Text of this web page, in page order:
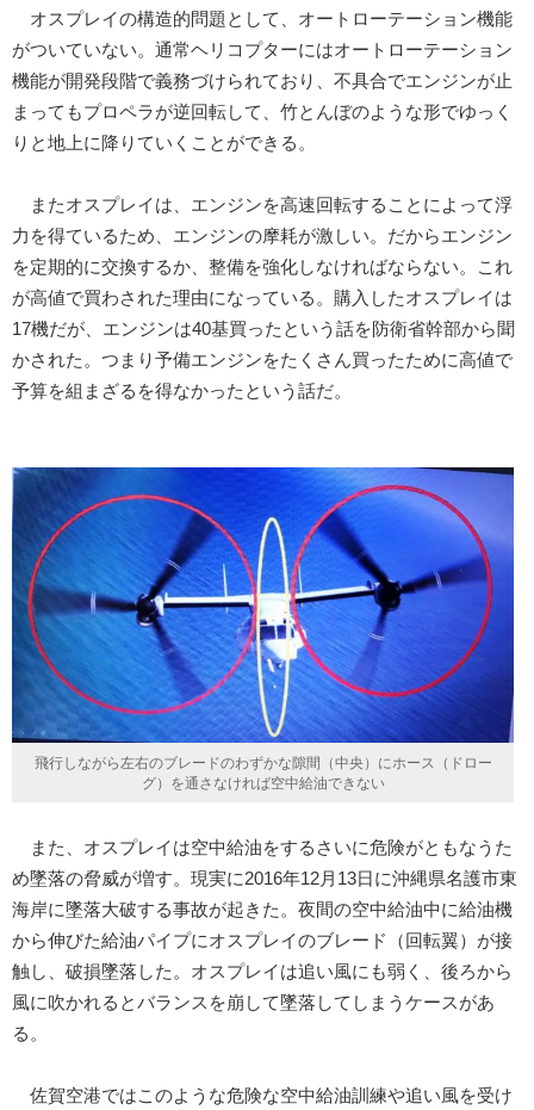
オスプレイの構造的問題として、オートローテーション機能
がついていない。通常ヘリコプターにはオートローテーション
機能が開発段階で義務づけられており、不具合でエンジンが止
まってもプロペラが逆回転して、竹とんぼのような形でゆっく
りと地上に降りていくことができる。
またオスプレイは、エンジンを高速回転することによって浮
力を得ているため、エンジンの摩耗が激しい。だからエンジン
を定期的に交換するか、整備を強化しなければならない。これ
が高値で買わされた理由になっている。購入したオスプレイは
17機だが、エンジンは40基買ったという話を防衛省幹部から聞
かされた。つまり予備エンジンをたくさん買ったために高値で
予算を組まざるを得なかったという話だ。
飛行しながら左右のブレードのわずかな隙間（中央）にホース（ドロー
グ）を通さなければ空中給油できない
また、オスプレイは空中給油をするさいに危険がともなうた
め墜落の脅威が増す。現実に2016年12月13日に沖縄県名護市東
海岸に墜落大破する事故が起きた。夜間の空中給油中に給油機
から伸びた給油パイプにオスプレイのブレード（回転翼）が接
触し、破損墜落した。オスプレイは追い風にも弱く、後ろから
風に吹かれるとバランスを崩して墜落してしまうケースがあ
る。
佐賀空港ではこのような危険な空中給油訓練や追い風を受け